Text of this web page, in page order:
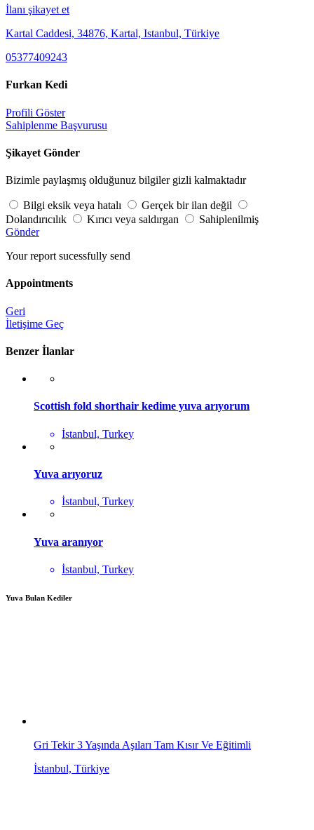
İlanı şikayet et
Kartal Caddesi, 34876, Kartal, Istanbul, Türkiye
05377409243
Furkan Kedi
Profili Göster
Sahiplenme Başvurusu
Şikayet Gönder
Bizimle paylaşmış olduğunuz bilgiler gizli kalmaktadır
Bilgi eksik veya hatalı
Gerçek bir ilan değil
Dolandırıcılık
Kırıcı veya saldırgan
Sahiplenilmiş
Gönder
Your report sucessfully send
Appointments
Geri
İletişime Geç
Benzer İlanlar
Scottish fold shorthair kedime yuva arıyorum
İstanbul, Turkey
Yuva arıyoruz
İstanbul, Turkey
Yuva aranıyor
İstanbul, Turkey
Yuva Bulan Kediler
Gri Tekir 3 Yaşında Aşıları Tam Kısır Ve Eğitimli
İstanbul, Türkiye